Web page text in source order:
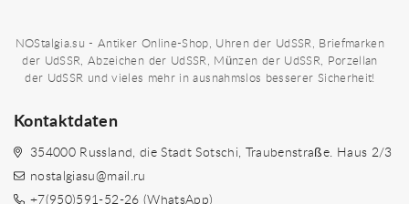
NOStalgia.su - Antiker Online-Shop, Uhren der UdSSR, Briefmarken
der UdSSR, Abzeichen der UdSSR, Münzen der UdSSR, Porzellan
der UdSSR und vieles mehr in ausnahmslos besserer Sicherheit!
Kontaktdaten
354000 Russland, die Stadt Sotschi, Traubenstraße. Haus 2/3
nostalgiasu@mail.ru
+7(950)591-52-26 (WhatsApp)